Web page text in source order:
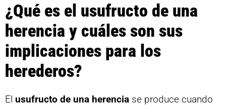
¿Qué es el usufructo de una
herencia y cuáles son sus
implicaciones para los
herederos?
El usufructo de una herencia se produce cuando